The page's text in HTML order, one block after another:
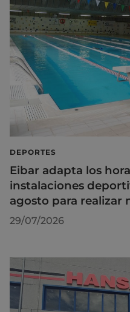
DEPORTES
Eibar adapta los
instalaciones
agosto para realizar
29/07/2026